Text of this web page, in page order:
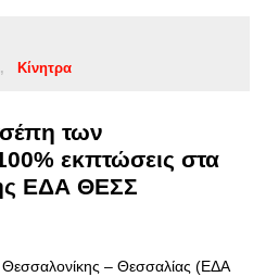
Κίνητρα
των
εκπτώσεις στα
ΕΔΑ ΘΕΣΣ
Θεσσαλονίκης – Θεσσαλίας (ΕΔΑ